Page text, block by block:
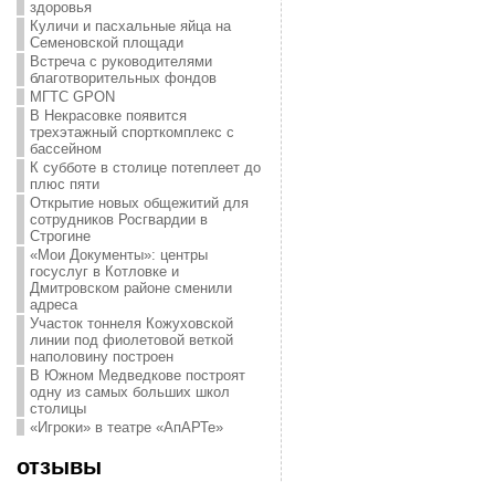
здоровья
Куличи и пасхальные яйца на
Семеновской площади
Встреча с руководителями
благотворительных фондов
МГТС GPON
В Некрасовке появится
трехэтажный спорткомплекс с
бассейном
К субботе в столице потеплеет до
плюс пяти
Открытие новых общежитий для
сотрудников Росгвардии в
Строгине
«Мои Документы»: центры
госуслуг в Котловке и
Дмитровском районе сменили
адреса
Участок тоннеля Кожуховской
линии под фиолетовой веткой
наполовину построен
В Южном Медведкове построят
одну из самых больших школ
столицы
«Игроки» в театре «АпАРТе»
отзывы